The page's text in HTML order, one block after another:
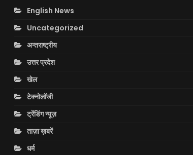
English News
Uncategorized
अन्तराष्ट्रीय
उत्तर प्रदेश
खेल
टेक्नोलॉजी
ट्रेंडिंग न्यूज़
ताज़ा ख़बरें
धर्म